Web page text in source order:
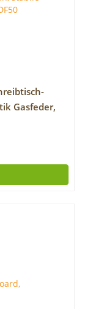
Gasfeder,
stabile
DF50